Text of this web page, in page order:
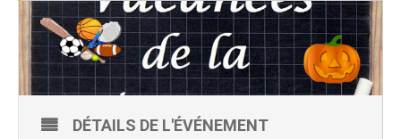
DÉTAILS DE L'ÉVÉNEMENT